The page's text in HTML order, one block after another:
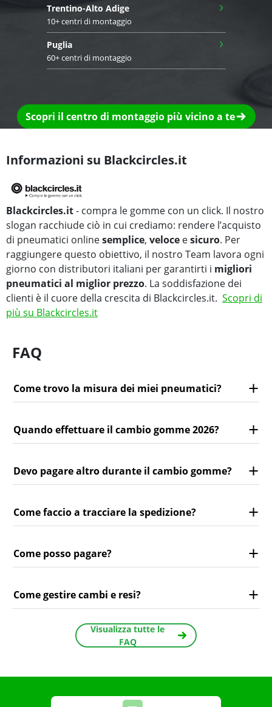
Trentino-Alto Adige
10+ centri di montaggio
›
Puglia
60+ centri di montaggio
›
Scopri il centro di montaggio più vicino a te
Informazioni su Blackcircles.it
Blackcircles.it- compra le gomme con un click. Il nostro
slogan racchiude ciò in cui crediamo: rendere l’acquisto
di pneumatici onlinesemplice, veloce esicuro. Per
raggiungere questo obiettivo, il nostro Team lavora ogni
giorno con distributori italiani per garantirti i migliori
pneumatici al miglior prezzo. La soddisfazione dei
clienti è il cuore della crescita di Blackcircles.it. Scopri di
più su Blackcircles.it
FAQ
Come trovo la misura dei miei pneumatici?
Quando effettuare il cambio gomme 2026?
Devo pagare altro durante il cambio gomme?
Come faccio a tracciare la spedizione?
Come posso pagare?
Come gestire cambi e resi?
Visualizza tutte le
FAQ